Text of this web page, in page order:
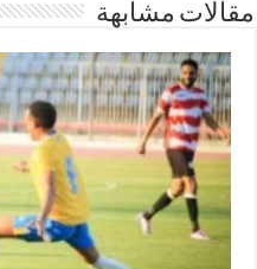
مقالات مشابهة